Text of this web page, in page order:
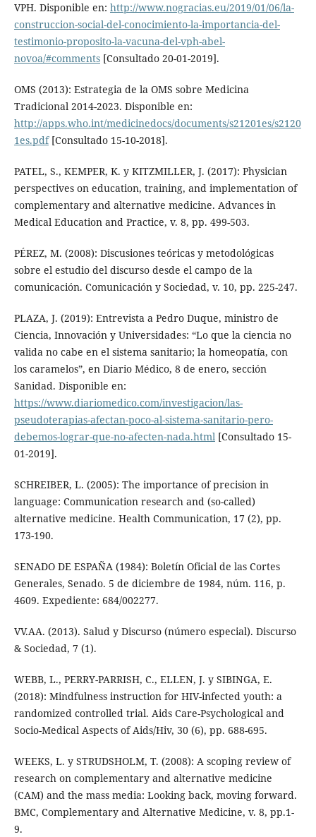
VPH. Disponible en: http://www.nogracias.eu/2019/01/06/la-
construccion-social-del-conocimiento-la-importancia-del-
testimonio-proposito-la-vacuna-del-vph-abel-
novoa/#comments[Consultado 20-01-2019].
OMS (2013): Estrategia de la OMS sobre Medicina
Tradicional 2014-2023. Disponible en:
http://apps.who.int/medicinedocs/documents/s21201es/s2120
1es.pdf[Consultado 15-10-2018].
PATEL, S., KEMPER, K. y KITZMILLER, J. (2017): Physician
perspectives on education, training, and implementation of
complementary and alternative medicine. Advances in
Medical Education and Practice, v. 8, pp. 499-503.
PÉREZ, M. (2008): Discusiones teóricas y metodológicas
sobre el estudio del discurso desde el campo de la
comunicación. Comunicación y Sociedad, v. 10, pp. 225-247.
PLAZA, J. (2019): Entrevista a Pedro Duque, ministro de
Ciencia, Innovación y Universidades: “Lo que la ciencia no
valida no cabe en el sistema sanitario; la homeopatía, con
los caramelos”, en Diario Médico, 8 de enero, sección
Sanidad. Disponible en:
https://www.diariomedico.com/investigacion/las-
pseudoterapias-afectan-poco-al-sistema-sanitario-pero-
debemos-lograr-que-no-afecten-nada.html[Consultado 15-
01-2019].
SCHREIBER, L. (2005): The importance of precision in
language: Communication research and (so-called)
alternative medicine. Health Communication, 17 (2), pp.
173-190.
SENADO DE ESPAÑA (1984): Boletín Oficial de las Cortes
Generales, Senado. 5 de diciembre de 1984, núm. 116, p.
4609. Expediente: 684/002277.
VV.AA. (2013). Salud y Discurso (número especial). Discurso
& Sociedad, 7 (1).
WEBB, L., PERRY-PARRISH, C., ELLEN, J. y SIBINGA, E.
(2018): Mindfulness instruction for HIV-infected youth: a
randomized controlled trial. Aids Care-Psychological and
Socio-Medical Aspects of Aids/Hiv, 30 (6), pp. 688-695.
WEEKS, L. y STRUDSHOLM, T. (2008): A scoping review of
research on complementary and alternative medicine
(CAM) and the mass media: Looking back, moving forward.
BMC, Complementary and Alternative Medicine, v. 8, pp.1-
9.